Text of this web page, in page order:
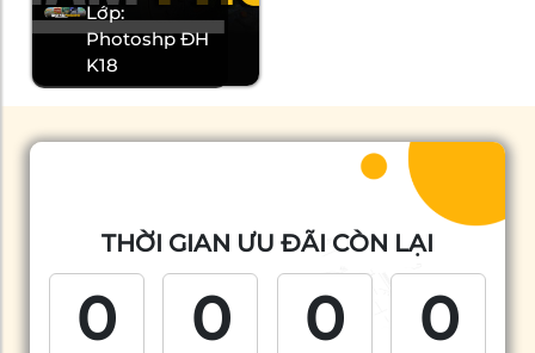
Lớp:
Photoshp ĐH
K18
THỜI GIAN ƯU ĐÃI CÒN LẠI
0 0 0 0